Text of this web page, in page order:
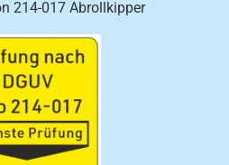
214-017 Abrollkipper